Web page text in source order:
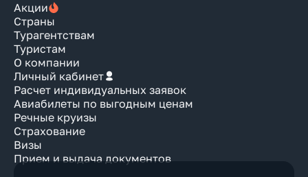
Акции
Страны
Турагентствам
Туристам
О компании
Личный кабинет
Расчет индивидуальных заявок
Авиабилеты по выгодным ценам
Речные круизы
Страхование
Визы
Прием и выдача документов